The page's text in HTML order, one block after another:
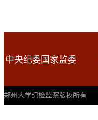
中央纪委国家监委
郑州大学纪检监察版权所有